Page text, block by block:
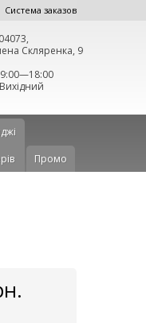
Система заказов
Скляренка, 9
Промо